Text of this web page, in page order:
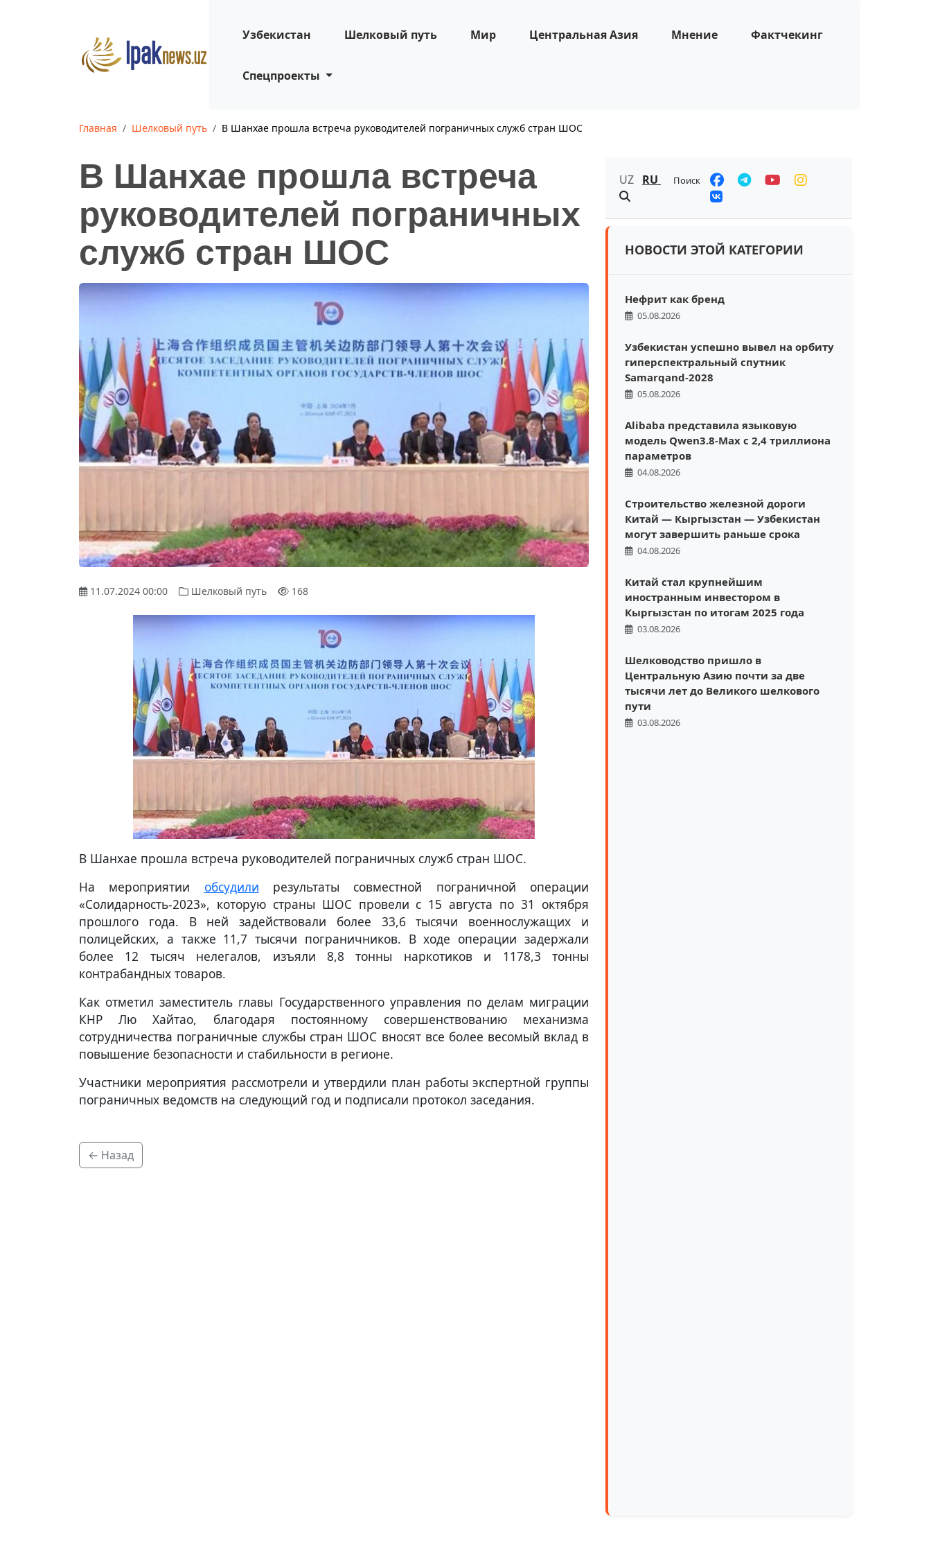
Узбекистан Шелковый путь Мир Центральная Азия Мнение Фактчекинг
Спецпроекты
Главная Шелковый путь В Шанхае прошла встреча руководителей пограничных служб стран ШОС
В Шанхае прошла встреча
руководителей пограничных
служб стран ШОС
11.07.2024 00:00 Шелковый путь 168
В Шанхае прошла встреча руководителей пограничных служб стран ШОС.
На мероприятии обсудили результаты совместной пограничной операции
«Солидарность-2023», которую страны ШОС провели с 15 августа по 31 октября
прошлого года. В ней задействовали более 33,6 тысячи военнослужащих и
полицейских, а также 11,7 тысячи пограничников. В ходе операции задержали
более 12 тысяч нелегалов, изъяли 8,8 тонны наркотиков и 1178,3 тонны
контрабандных товаров.
Как отметил заместитель главы Государственного управления по делам миграции
КНР Лю Хайтао, благодаря постоянному совершенствованию механизма
сотрудничества пограничные службы стран ШОС вносят все более весомый вклад в
повышение безопасности и стабильности в регионе.
Участники мероприятия рассмотрели и утвердили план работы экспертной группы
пограничных ведомств на следующий год и подписали протокол заседания.
← Назад
UZ RU Поиск
НОВОСТИ ЭТОЙ КАТЕГОРИИ
Нефрит как бренд
05.08.2026
Узбекистан успешно вывел на орбиту
гиперспектральный спутник
Samarqand-2028
05.08.2026
Alibaba представила языковую
модель Qwen3.8-Max с 2,4 триллиона
параметров
04.08.2026
Строительство железной дороги
Китай — Кыргызстан — Узбекистан
могут завершить раньше срока
04.08.2026
Китай стал крупнейшим
иностранным инвестором в
Кыргызстан по итогам 2025 года
03.08.2026
Шелководство пришло в
Центральную Азию почти за две
тысячи лет до Великого шелкового
пути
03.08.2026